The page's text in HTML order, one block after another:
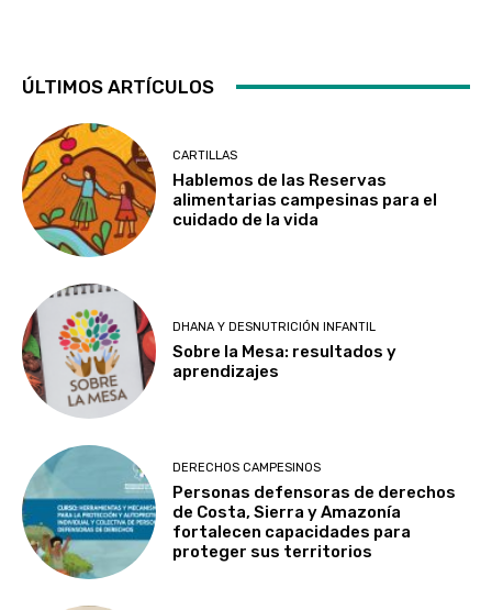
ÚLTIMOS ARTÍCULOS
CARTILLAS
Hablemos de las Reservas
alimentarias campesinas para el
cuidado de la vida
DHANA Y DESNUTRICIÓN INFANTIL
Sobre la Mesa: resultados y
aprendizajes
DERECHOS CAMPESINOS
Personas defensoras de derechos
de Costa, Sierra y Amazonía
fortalecen capacidades para
proteger sus territorios